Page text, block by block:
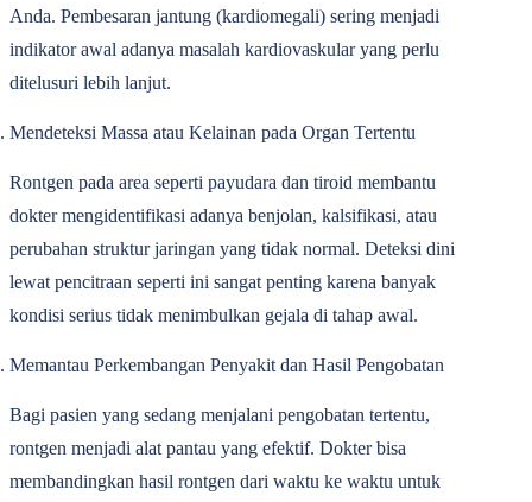
Anda. Pembesaran jantung (kardiomegali) sering menjadi
indikator awal adanya masalah kardiovaskular yang perlu
ditelusuri lebih lanjut.
Mendeteksi Massa atau Kelainan pada Organ Tertentu
Rontgen pada area seperti payudara dan tiroid membantu
dokter mengidentifikasi adanya benjolan, kalsifikasi, atau
perubahan struktur jaringan yang tidak normal. Deteksi dini
lewat pencitraan seperti ini sangat penting karena banyak
kondisi serius tidak menimbulkan gejala di tahap awal.
Memantau Perkembangan Penyakit dan Hasil Pengobatan
Bagi pasien yang sedang menjalani pengobatan tertentu,
rontgen menjadi alat pantau yang efektif. Dokter bisa
membandingkan hasil rontgen dari waktu ke waktu untuk